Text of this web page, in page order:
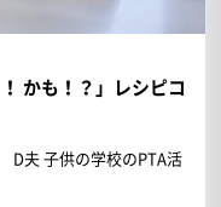
かも！？」レシピコ
夫 子供の学校のPTA活